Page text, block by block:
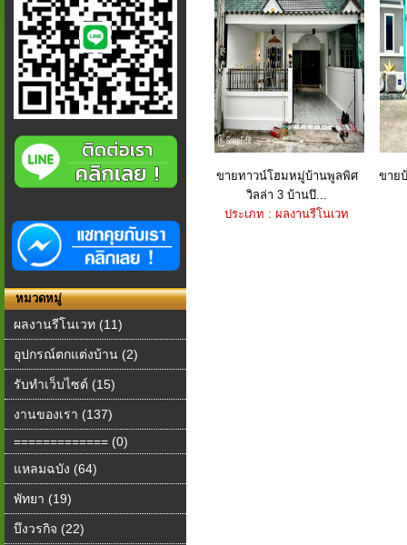
หมวดหมู่
ผลงานรีโนเวท (11)
อุปกรณ์ตกแต่งบ้าน (2)
รับทำเว็บไซต์ (15)
งานของเรา (137)
============= (0)
แหลมฉบัง (64)
พัทยา (19)
บึงวรกิจ (22)
ขายทาวน์โฮมหมู่บ้านพูลพิศ
วิลล่า 3 บ้านบึ...
ประเภท : ผลงานรีโนเวท
ขาย